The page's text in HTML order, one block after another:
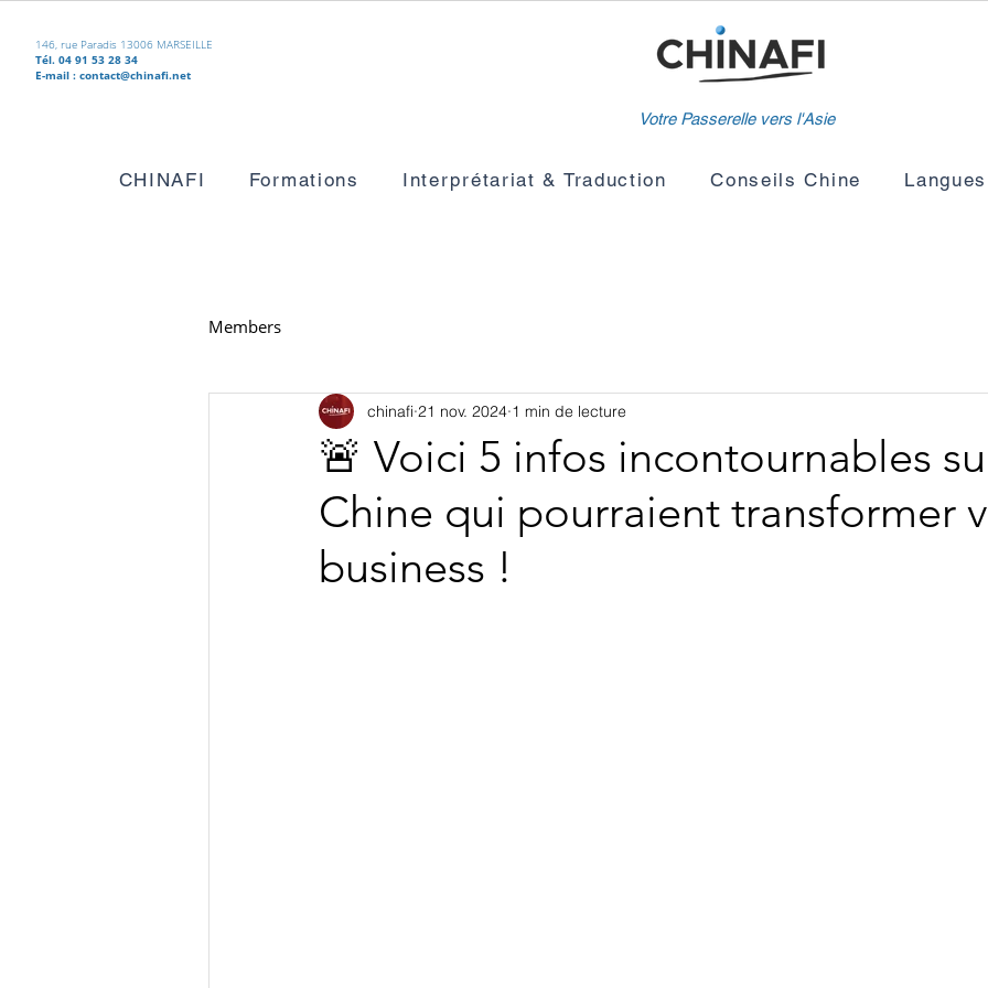
146, rue Paradis 13006 MARSEILLE
Tél. 04 91 53 28 34
E-mail : contact@chinafi.net
Votre Passerelle vers l'Asie
CHINAFI Formations Interprétariat & Traduction Conseils Chine
Members
🚨 Voici 5 infos incontournables
Chine qui pourraient transformer
business !
chinafi 21 nov. 2024 1 min de lecture